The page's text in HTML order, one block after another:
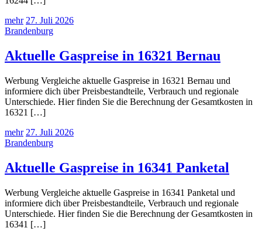
mehr 27. Juli 2026
Brandenburg
Aktuelle Gaspreise in 16321 Bernau
Werbung Vergleiche aktuelle Gaspreise in 16321 Bernau und
informiere dich über Preisbestandteile, Verbrauch und regionale
Unterschiede. Hier finden Sie die Berechnung der Gesamtkosten in
16321 […]
mehr 27. Juli 2026
Brandenburg
Aktuelle Gaspreise in 16341 Panketal
Werbung Vergleiche aktuelle Gaspreise in 16341 Panketal und
informiere dich über Preisbestandteile, Verbrauch und regionale
Unterschiede. Hier finden Sie die Berechnung der Gesamtkosten in
16341 […]